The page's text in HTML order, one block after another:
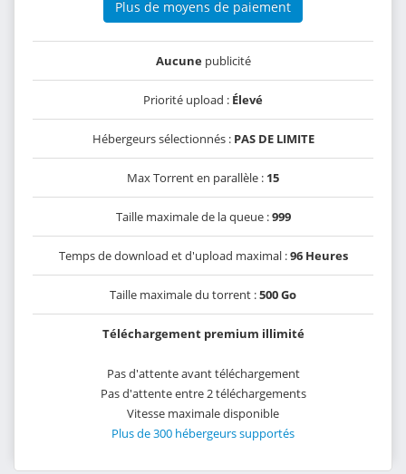
Plus de moyens de paiement
Aucunepublicité
Priorité upload : Élevé
Hébergeurs sélectionnés : PAS DE LIMITE
Max Torrent en parallèle : 15
Taille maximale de la queue :999
Temps de download et d'upload maximal :96 Heures
Taille maximale du torrent :500 Go
Téléchargement premium illimité
Pas d'attente avant téléchargement
Pas d'attente entre 2 téléchargements
Vitesse maximale disponible
Plus de 300 hébergeurs supportés